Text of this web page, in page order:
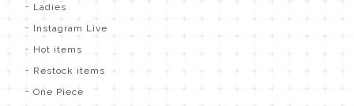
Ladies
Instagram Live
Hot items
Restock items
One Piece